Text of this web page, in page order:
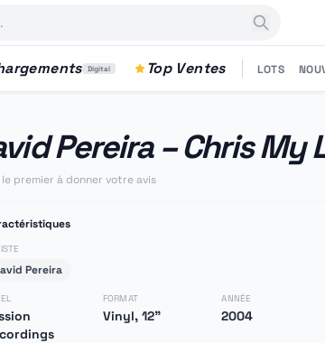
Digital Top Ventes LOTS
Pereira ‎– Chris My
le premier à donner votre avis
Pereira
FORMAT
Vinyl, 12"
ANNÉE
2004